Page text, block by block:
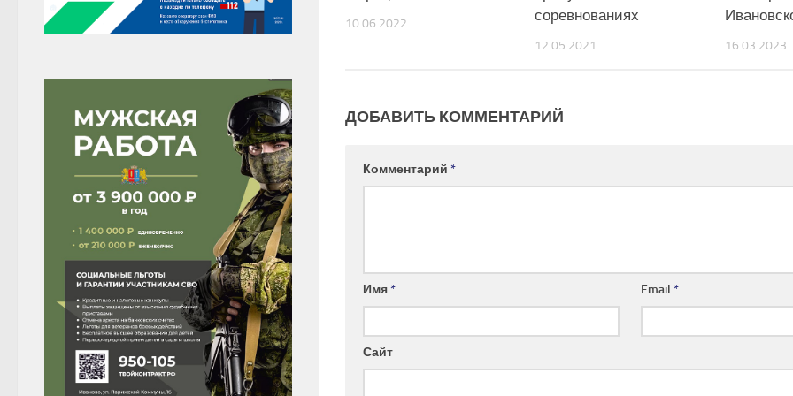
10.06.2022
соревнованиях
12.05.2021 16.03.2023
ДОБАВИТЬ КОММЕНТАРИЙ
Комментарий *
Имя* Email*
Сайт